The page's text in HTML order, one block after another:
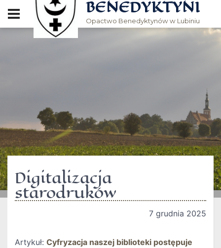
BENEDYKTYNI
Opactwo Benedyktynów w Lubiniu
Digitalizacja
starodruków
7 grudnia 2025
Artykuł: Cyfryzacja naszej biblioteki postępuje